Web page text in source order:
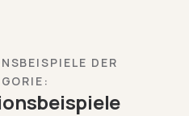
DER